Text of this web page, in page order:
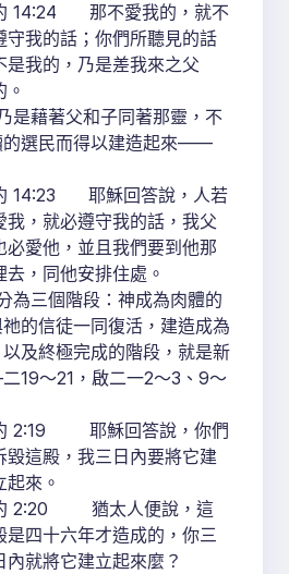
14:24 那不愛我的，就不
守我的話；你們所聽見的話
是我的，乃是差我來之父
。
藉著父和子同著那靈，不
的選民而得以建造起來——
14:23 耶穌回答說，人若
我，就必遵守我的話，我父
必愛他，並且我們要到他那
去，同他安排住處。
三個階段：神成為肉體的
的信徒一同復活，建造成為
及終極完成的階段，就是新
19～21，啟二一2～3、9～
2:19 耶穌回答說，你們
毀這殿，我三日內要將它建
起來。
2:20 猶太人便說，這
是四十六年才造成的，你三
內就將它建立起來麼？